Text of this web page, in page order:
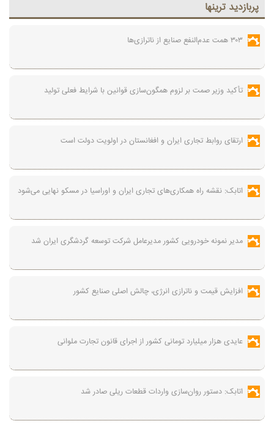
پربازديد ترينها
۳۰۳ همت عدم‌النفع صنایع از ناترازی‌ها
تأکید وزیر صمت بر لزوم همگون‌سازی قوانین با شرایط فعلی تولید
ارتقای روابط تجاری ایران و افغانستان در اولویت دولت است
اتابک: نقشه راه همکاری‌های تجاری ایران و اوراسیا در مسکو نهایی می‌شود
مدیر نمونه خودرویی کشور مدیرعامل شرکت توسعه گردشگری ایران شد
افزایش قیمت و ناترازی انرژی، چالش اصلی صنایع کشور
عایدی هزار میلیارد تومانی کشور از اجرای قانون تجارت ملوانی
اتابک: دستور روان‌سازی واردات قطعات ریلی صادر شد